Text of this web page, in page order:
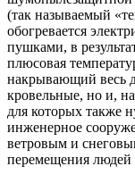
(так называемый
обогревается
пушками, в
плюсовая
накрывающий весь
кровельные, но и,
для которых также
инженерное
ветровым и
перемещения людей